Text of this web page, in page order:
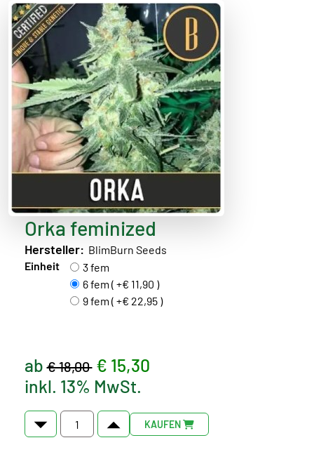
Orka feminized
Hersteller: BlimBurn Seeds
Einheit
3 fem
6 fem ( +€ 11,90 )
9 fem ( +€ 22,95 )
ab€ 18,00 € 15,30
inkl. 13% MwSt.
KAUFEN